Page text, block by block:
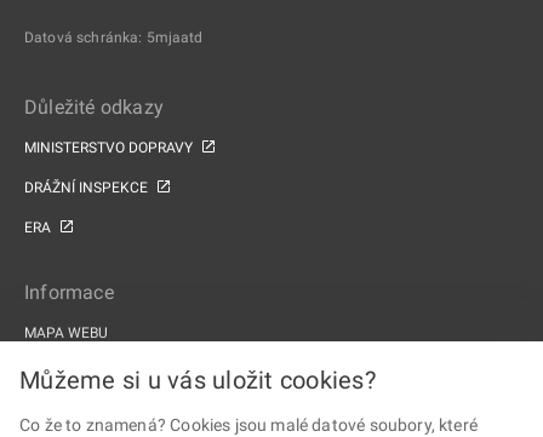
Datová schránka: 5mjaatd
Důležité odkazy
MINISTERSTVO DOPRAVY
DRÁŽNÍ INSPEKCE
ERA
Informace
MAPA WEBU
PROHLÁŠENÍ O PŘÍSTUPNOSTI
Můžeme si u vás uložit cookies?
Co že to znamená? Cookies jsou malé datové soubory, které